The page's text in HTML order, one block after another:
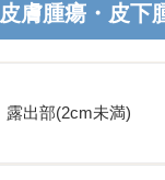
皮膚腫瘍・皮下
露出部(2cm未満)